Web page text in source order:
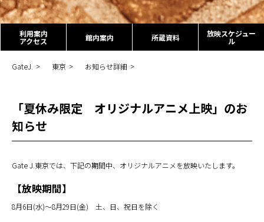
利用案内
アクセス 館内案内 所蔵資料 放映スケジュー
ル
GateJ. 東京 お知らせ詳細
「夏休み限定 オリジナルアニメ上映」のお
知らせ
Gate J.東京では、下記の期間中、オリジナルアニメを放映いたします。
【放映期間】
8月6日(水)～8月29日(金) 土、日、祝日を除く